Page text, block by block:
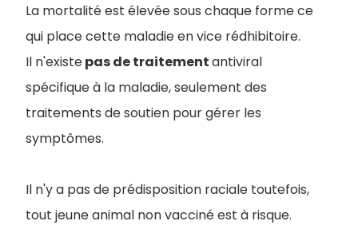
La mortalité est élevée sous chaque forme ce
qui place cette maladie en vice rédhibitoire.
Il n'existepas de traitementantiviral
spécifique à la maladie, seulement des
traitements de soutien pour gérer les
symptômes.
Il n'y a pas de prédisposition raciale toutefois,
tout jeune animal non vacciné est à risque.